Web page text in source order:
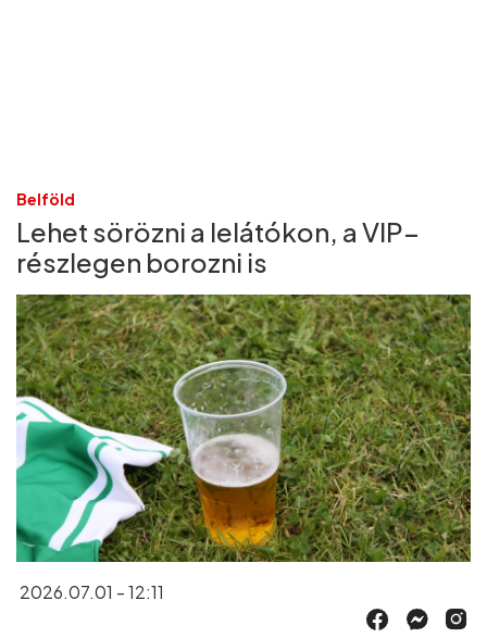
Belföld
Lehet sörözni a lelátókon, a VIP–
részlegen borozni is
2026.07.01 - 12:11